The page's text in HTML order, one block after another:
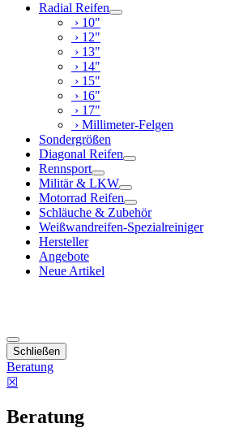
Radial Reifen
› 10"
› 12"
› 13"
› 14"
› 15"
› 16"
› 17"
› Millimeter-Felgen
Sondergrößen
Diagonal Reifen
Rennsport
Militär & LKW
Motorrad Reifen
Schläuche & Zubehör
Weißwandreifen-Spezialreiniger
Hersteller
Angebote
Neue Artikel
Schließen
Beratung
☒
Beratung